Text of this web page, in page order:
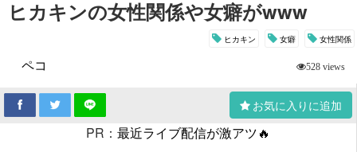
ヒカキンの女性関係や女癖がwww
ヒカキン 女癖 女性関係
ペコ 528 views
お気に入りに追加
PR： 最近ライブ配信が激アツ🔥